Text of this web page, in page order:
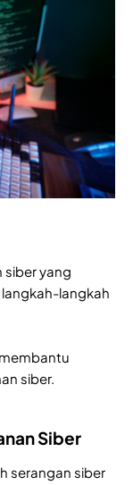
siber yang
langkah
siber.
Siber
serangan siber